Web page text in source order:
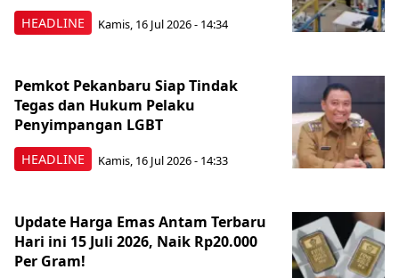
HEADLINE Kamis, 16 Jul 2026 - 14:34
HEADLINE
Pemkot Pekanbaru Siap Tindak
Tegas dan Hukum Pelaku
Penyimpangan LGBT
Kamis, 16 Jul 2026 - 14:33
Update Harga Emas Antam Terbaru
Hari ini 15 Juli 2026, Naik Rp20.000
Per Gram!